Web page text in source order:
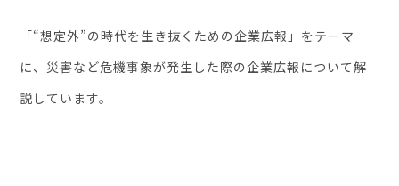
採用情報
お問い合わせ
「“想定外”の時代を生き抜くための企業広報」をテーマ
に、災害など危機事象が発生した際の企業広報について解
説しています。